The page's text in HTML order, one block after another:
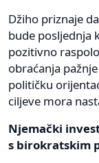
Džiho priznaje
bude posljednja
pozitivno
obraćanja
političku
ciljeve mora
Njemački
s birokratskim